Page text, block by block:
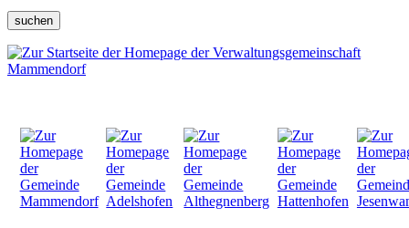
suchen